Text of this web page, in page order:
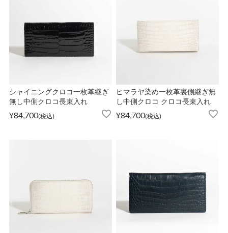
ルマガ登録・解除
定商取引法に基づく表示
シャイニングクロコ一枚革継ぎ
無し中側クロコ長束入れ
¥84,700 税込
ヒマラヤ染め一枚革裏側継ぎ無
し中側クロコ クロコ長束入れ
¥84,700 税込